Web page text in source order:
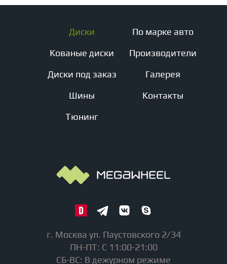
Диски
Кованые диски
Диски под заказ
Шины
Тюнинг
По марке авто
Производители
Галерея
Контакты
г. Москва ул. Паустовского 2/34
ПН-ПТ: С 11:00-21:00
СБ-ВС: В дежурном режиме